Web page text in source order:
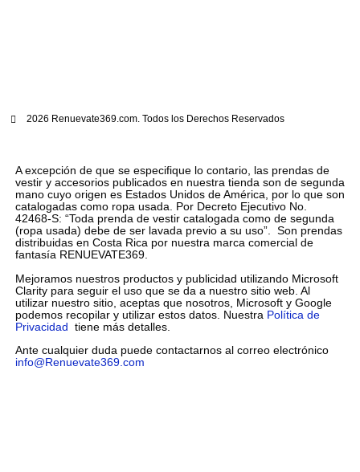
2026 Renuevate369.com. Todos los Derechos Reservados
A excepción de que se especifique lo contario, las prendas de
vestir y accesorios publicados en nuestra tienda son de segunda
mano cuyo origen es Estados Unidos de América, por lo que son
catalogadas como ropa usada. Por Decreto Ejecutivo No.
42468-S: “Toda prenda de vestir catalogada como de segunda
(ropa usada) debe de ser lavada previo a su uso”. Son prendas
distribuidas en Costa Rica por nuestra marca comercial de
fantasía RENUEVATE369.
Mejoramos nuestros productos y publicidad utilizando Microsoft
Clarity para seguir el uso que se da a nuestro sitio web. Al
utilizar nuestro sitio, aceptas que nosotros, Microsoft y Google
podemos recopilar y utilizar estos datos. Nuestra Política de
Privacidad tiene más detalles.
Ante cualquier duda puede contactarnos al correo electrónico
info@Renuevate369.com